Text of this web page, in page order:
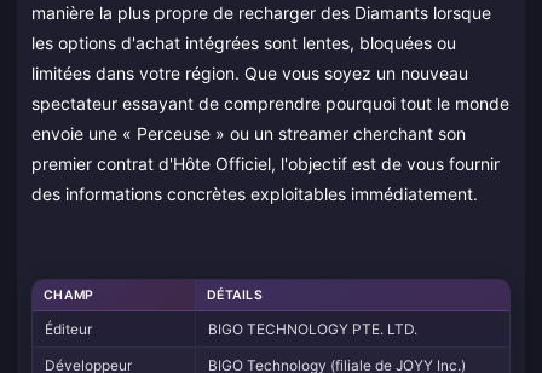
manière la plus propre de recharger des Diamants lorsque
les options d'achat intégrées sont lentes, bloquées ou
limitées dans votre région. Que vous soyez un nouveau
spectateur essayant de comprendre pourquoi tout le monde
envoie une « Perceuse » ou un streamer cherchant son
premier contrat d'Hôte Officiel, l'objectif est de vous fournir
des informations concrètes exploitables immédiatement.
CHAMP DÉTAILS
Éditeur
BIGO TECHNOLOGY PTE. LTD.
Développeur
BIGO Technology (filiale de JOYY Inc.)